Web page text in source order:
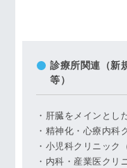
診療所関連（新
等）
肝臓をメインとし
精神化・心療内科
小児科クリニック
内科・産業医クリ